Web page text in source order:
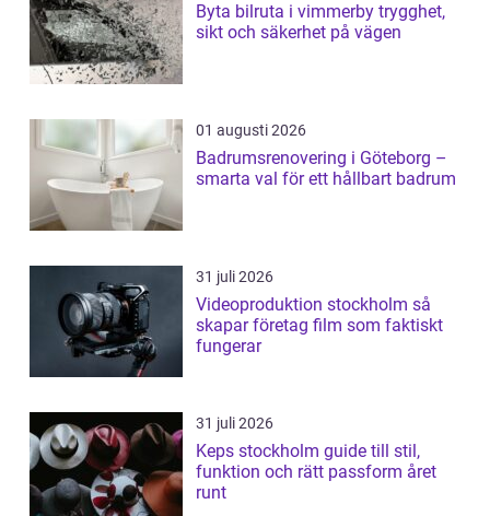
Byta bilruta i vimmerby trygghet,
sikt och säkerhet på vägen
01 augusti 2026
Badrumsrenovering i Göteborg –
smarta val för ett hållbart badrum
31 juli 2026
Videoproduktion stockholm så
skapar företag film som faktiskt
fungerar
31 juli 2026
Keps stockholm guide till stil,
funktion och rätt passform året
runt